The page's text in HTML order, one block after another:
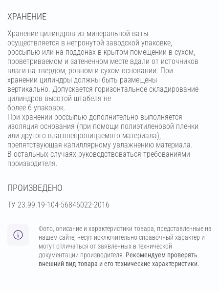
ХРАНЕНИЕ
Хранение цилиндров из минеральной ваты
осуществляется в нетронутой заводской упаковке,
россыпью или на поддонах в крытом помещении в сухом,
проветриваемом и затененном месте вдали от источников
влаги на твердом, ровном и сухом основании. При
хранении цилиндры должны быть размещены
вертикально. Допускается горизонтальное складирование
цилиндров высотой штабеля не
более 6 упаковок.
При хранении россыпью дополнительно выполняется
изоляция основания (при помощи полиэтиленовой пленки
или другого влагонепроницаемого материала),
препятствующая капиллярному увлажнению материала.
В остальных случаях руководствоваться требованиями
производителя.
ПРОИЗВЕДЕНО
ТУ 23.99.19-104-56846022-2016
Фото, описание и характеристики товара, представленные на
нашем сайте, несут исключительно справочный характер и
могут отличаться от заявленных в технической
документации производителя. Рекомендуем проверять
внешний вид товара и его технические характеристики.